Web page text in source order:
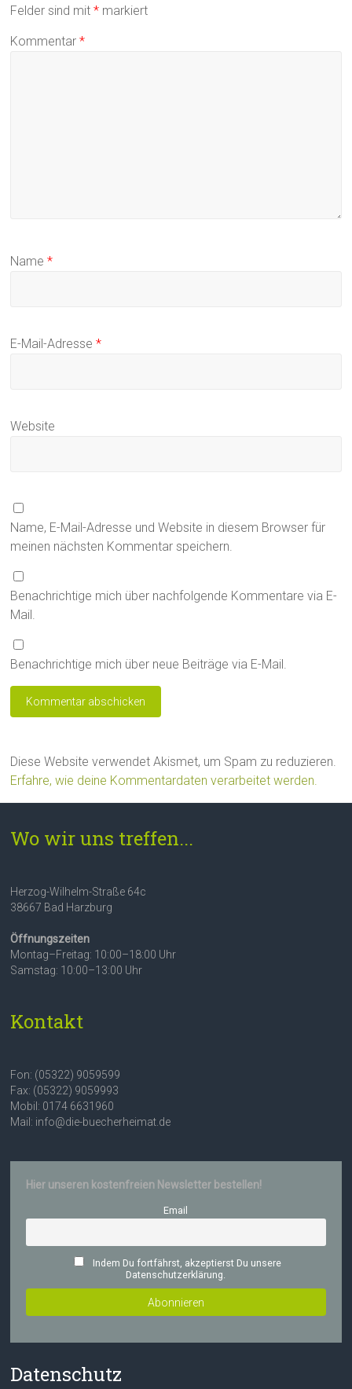
Felder sind mit* markiert
Kommentar*
Name*
E-Mail-Adresse*
Website
Name, E-Mail-Adresse und Website in diesem Browser für
meinen nächsten Kommentar speichern.
Benachrichtige mich über nachfolgende Kommentare via E-
Mail.
Benachrichtige mich über neue Beiträge via E-Mail.
Diese Website verwendet Akismet, um Spam zu reduzieren.
Erfahre, wie deine Kommentardaten verarbeitet werden.
Wo wir uns treffen...
Herzog-Wilhelm-Straße 64c
38667 Bad Harzburg
Öffnungszeiten
Montag–Freitag: 10:00–18:00 Uhr
Samstag: 10:00–13:00 Uhr
Kontakt
Fon: (05322) 9059599
Fax: (05322) 9059993
Mobil: 0174 6631960
Mail: info@die-buecherheimat.de
Hier unseren kostenfreien Newsletter bestellen!
Email
Indem Du fortfährst, akzeptierst Du unsere
Datenschutzerklärung.
Datenschutz